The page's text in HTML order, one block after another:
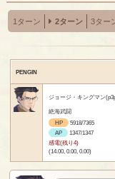
1ターン 2ターン 3ター
PENGIN
ジョージ・キングマン
絶海武闘
HP
5918/7365
AP
1347/1347
感電(残り4)
(14.00, 0.00, 0.00)